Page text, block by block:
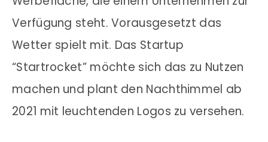
Verfügung steht. Vorausgesetzt das
Wetter spielt mit. Das Startup
“Startrocket” möchte sich das zu Nutzen
machen und plant den Nachthimmel ab
2021 mit leuchtenden Logos zu versehen.